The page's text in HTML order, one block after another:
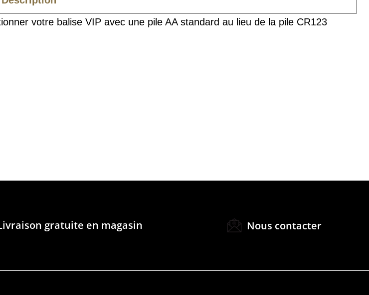
votre balise VIP avec une pile AA standard au lieu de la pile CR123
gratuite en magasin Nous contacter